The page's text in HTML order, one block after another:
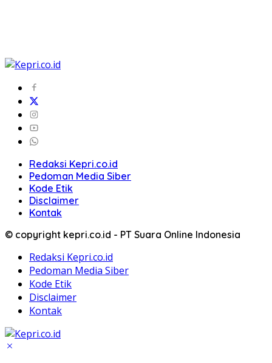
Redaksi Kepri.co.id
Pedoman Media Siber
Kode Etik
Disclaimer
Kontak
© copyright kepri.co.id - PT Suara Online Indonesia
Redaksi Kepri.co.id
Pedoman Media Siber
Kode Etik
Disclaimer
Kontak